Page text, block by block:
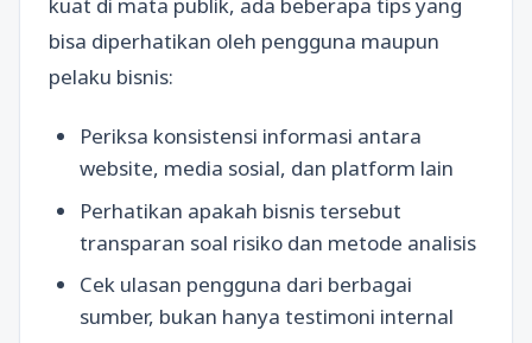
bisa diperhatikan oleh pengguna maupun
pelaku bisnis:
Periksa konsistensi informasi antara
website, media sosial, dan platform lain
Perhatikan apakah bisnis tersebut
transparan soal risiko dan metode analisis
Cek ulasan pengguna dari berbagai
sumber, bukan hanya testimoni internal